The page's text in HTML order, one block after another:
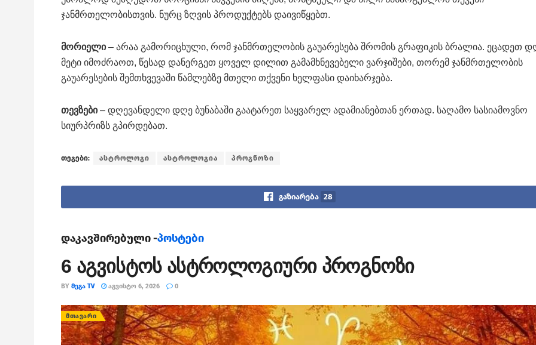
ჯანმრთელობისთვის. ნურც ზღვის პროდუქტებს დაივიწყებთ.
მორიელი– არაა გამორიცხული, რომ ჯანმრთელობის გაუარესება შრომის გრაფიკის ბრალია. ეცადეთ
მეტი იმოძრაოთ, წესად დანერგეთ ყოველ დილით გამამხნევებელი ვარჯიშები, თორემ ჯანმრთელობის
გაუარესების შემთხვევაში წამლებზე მთელი თქვენი ხელფასი დაიხარჯება.
თევზები– დღევანდელი დღე ბუნაბაში გაატარეთ საყვარელ ადამიანებთან ერთად. საღამო სასიამოვნო
სიურპრიზს გპირდებათ.
თეგები: ასტროლოგი ასტროლოგია პროგნოზი
გაზიარება 28
დაკავშირებული -პოსტები
6 აგვისტოს ასტროლოგიური პროგნოზი
BY ᲛᲔᲒᲐ TV ᲐᲒᲕᲘᲡᲢᲝ 6, 2026 0
ᲛᲗᲐᲕᲐᲠᲘ